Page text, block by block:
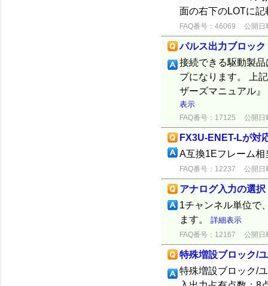
面の右下のLOTに
FAQ番号：46069 公開日
パルス出力ブロッ
接続できる駆動製
プになります。 上
ザーズマニュアル
表示
FAQ番号：17125 公開日
FX3U-ENET-Lが対
A互換1Eフレーム
FAQ番号：12237 公開日
アナログ入力の選択
1チャンネル単位で
ます。 詳細表示
FAQ番号：12167 公開日
特殊増設ブロック/
特殊増設ブロック/